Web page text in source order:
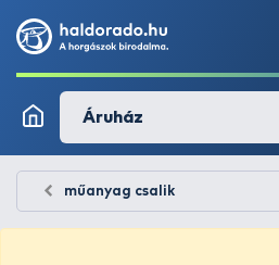
Áruház
műanyag csalik